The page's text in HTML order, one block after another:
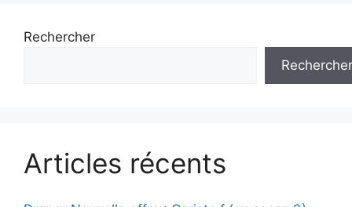
Rechercher
Rechercher
Articles récents